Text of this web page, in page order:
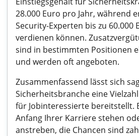
28.000 Euro pro Jahr, während
Security-Experten bis zu 60.000
verdienen können.
sind in bestimmten Positionen
und werden oft angeboten.
Zusammenfassend lässt sich
Sicherheitsbranche eine
für Jobinteressierte bereitstellt.
Anfang Ihrer Karriere stehen
anstreben, die Chancen sind